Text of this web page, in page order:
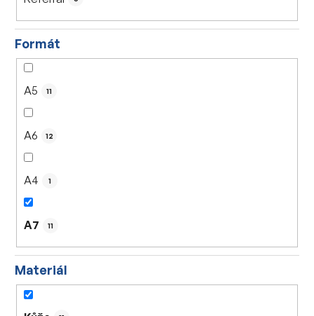
Formát
A5 11
A6 12
A4 1
A7 11
Materiál